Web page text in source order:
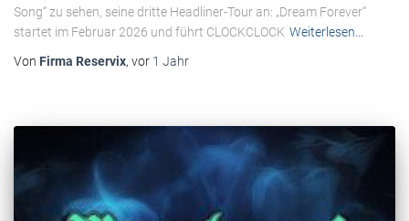
Song“ zu sehen, seine dritte Headliner-Tour an: „Dream Forever“
startet im Februar 2026 und führt CLOCKCLOCK Weiterlesen…
Von Firma Reservix, vor 1 Jahr